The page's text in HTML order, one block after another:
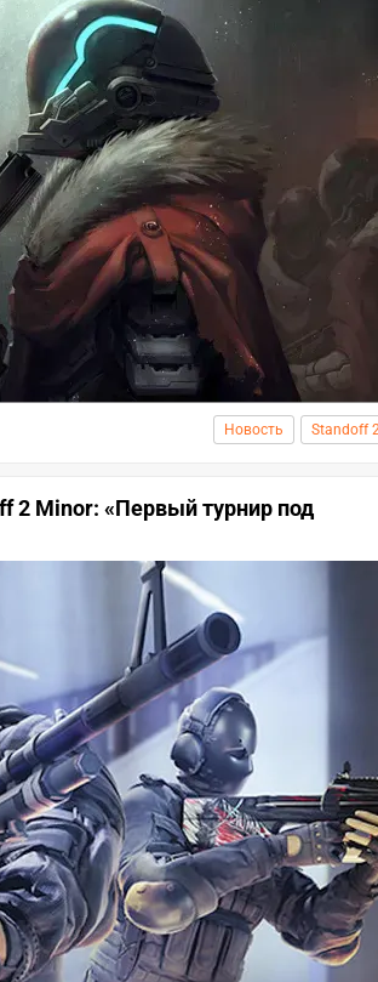
Новость Standoff
2 Minor: «Первый турнир под